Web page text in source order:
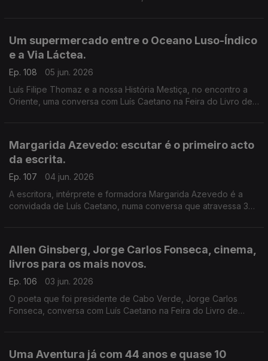
Um supermercado entre o Oceano Luso-Índico
e a Via Láctea.
Ep. 108
05 jun. 2026
Luís Filipe Thomaz e a nossa História Mestiça, no encontro a
Oriente, uma conversa com Luís Caetano na Feira do Livro de
Margarida Azevedo: escutar é o primeiro acto
da escrita.
Ep. 107
04 jun. 2026
A escritora, intérprete e formadora Margarida Azevedo é a
convidada de Luís Caetano, numa conversa que atravessa 3
Allen Ginsberg, Jorge Carlos Fonseca, cinema,
livros para os mais novos.
Ep. 106
03 jun. 2026
O poeta que foi presidente de Cabo Verde, Jorge Carlos
Fonseca, conversa com Luís Caetano na Feira do Livro de
Uma Aventura já com 44 anos e quase 10